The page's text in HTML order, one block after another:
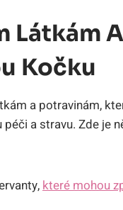
Látkám A
Kočku
a potravinám,
a stravu. Zde je
které mohou